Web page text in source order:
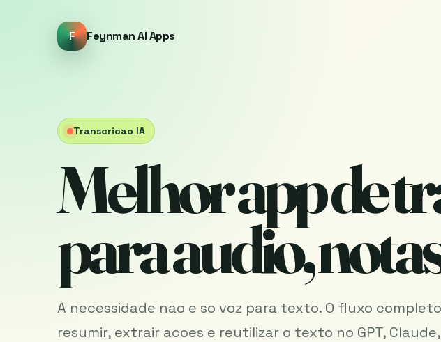
F Feynman AI Apps
Transcricao IA
Melhor app de
para audio,
A necessidade nao e so voz para texto. O fluxo
resumir, extrair acoes e reutilizar o texto no GPT,